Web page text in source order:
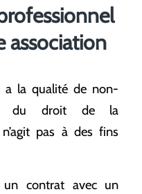
association
a la qualité de non-
du droit de la
pas à des fins
un contrat avec un